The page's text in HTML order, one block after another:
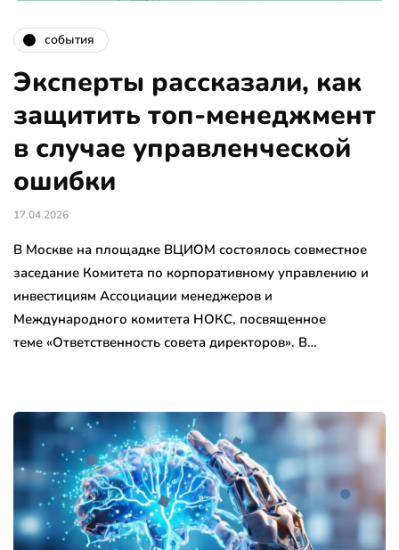
события
Эксперты рассказали, как
защитить топ-менеджмент
в случае управленческой
ошибки
17.04.2026
В Москве на площадке ВЦИОМ состоялось совместное
заседание Комитета по корпоративному управлению и
инвестициям Ассоциации менеджеров и
Международного комитета НОКС, посвященное
теме «Ответственность совета директоров». В…